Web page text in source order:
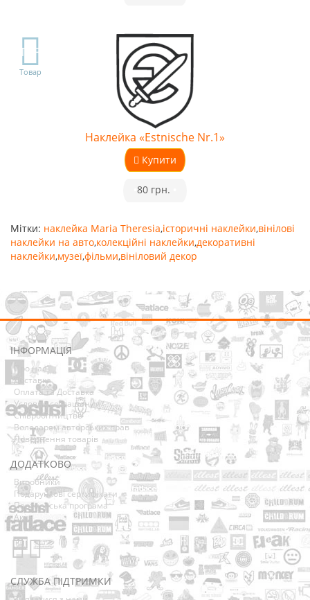
TOP
Товар
Наклейка «Estnische Nr.1»
Купити
80 грн.
Мітки: наклейка Maria Theresia,історичні наклейки,вінілові
наклейки на авто,колекційні наклейки,декоративні
наклейки,музеї,фільми,вініловий декор
ІНФОРМАЦІЯ
Про нас
Доставка
Оплата та Доставка
Условия соглашения
Співробітництво
Володарям авторських прав
Повернення товарів
ДОДАТКОВО
Виробники
Подарункові сертифікати
Партнерська програма
Акції
СЛУЖБА ПІДТРИМКИ